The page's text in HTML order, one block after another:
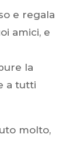
e regala
amici, e
la
a tutti
molto,